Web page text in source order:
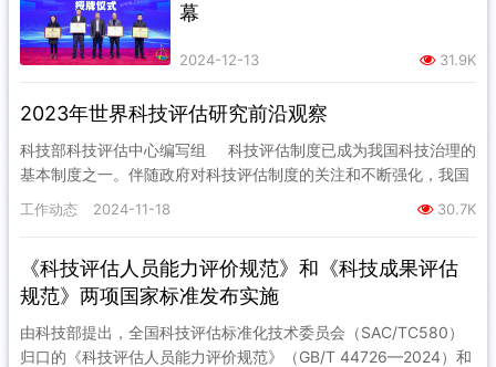
幕
2024-12-13 31.9K
2023年世界科技评估研究前沿观察
科技部科技评估中心编写组 科技评估制度已成为我国科技治理的
基本制度之一。伴随政府对科技评估制度的关注和不断强化，我国
科技评估的能力亟待提升。跟踪国外评估发展前沿，借鉴国外科…
工作动态 2024-11-18 30.7K
《科技评估人员能力评价规范》和《科技成果评估
规范》两项国家标准发布实施
由科技部提出，全国科技评估标准化技术委员会（SAC/TC580）
归口的《科技评估人员能力评价规范》（GB/T 44726—2024）和